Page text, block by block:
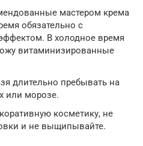
мастером крема
обязательно с
В холодное время
витаминизированные
длительно пребывать на
или морозе.
косметику, не
и не выщипывайте.